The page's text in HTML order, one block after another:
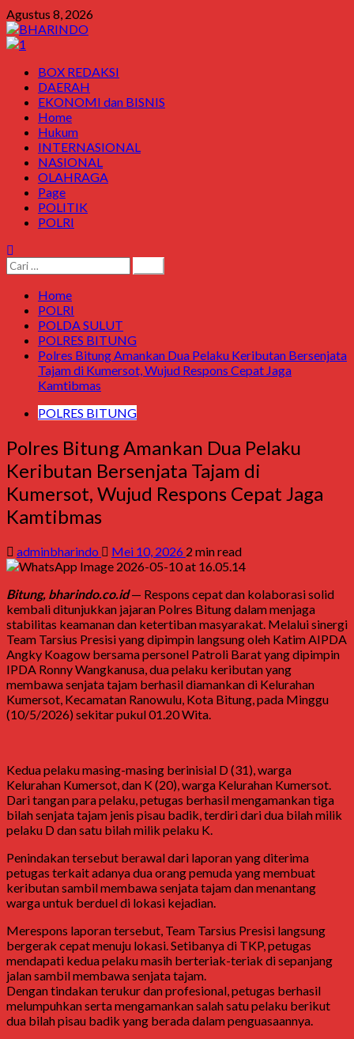
Agustus 8, 2026
BOX REDAKSI
DAERAH
EKONOMI dan BISNIS
Home
Hukum
INTERNASIONAL
NASIONAL
OLAHRAGA
Page
POLITIK
POLRI
Home
POLRI
POLDA SULUT
POLRES BITUNG
Polres Bitung Amankan Dua Pelaku Keributan Bersenjata
Tajam di Kumersot, Wujud Respons Cepat Jaga
Kamtibmas
POLRES BITUNG
Polres Bitung Amankan Dua Pelaku
Keributan Bersenjata Tajam di
Kumersot, Wujud Respons Cepat Jaga
Kamtibmas
adminbharindo Mei 10, 2026 2 min read
Bitung, bharindo.co.id— Respons cepat dan kolaborasi solid
kembali ditunjukkan jajaran Polres Bitung dalam menjaga
stabilitas keamanan dan ketertiban masyarakat. Melalui sinergi
Team Tarsius Presisi yang dipimpin langsung oleh Katim AIPDA
Angky Koagow bersama personel Patroli Barat yang dipimpin
IPDA Ronny Wangkanusa, dua pelaku keributan yang
membawa senjata tajam berhasil diamankan di Kelurahan
Kumersot, Kecamatan Ranowulu, Kota Bitung, pada Minggu
(10/5/2026) sekitar pukul 01.20 Wita.
Kedua pelaku masing-masing berinisial D (31), warga
Kelurahan Kumersot, dan K (20), warga Kelurahan Kumersot.
Dari tangan para pelaku, petugas berhasil mengamankan tiga
bilah senjata tajam jenis pisau badik, terdiri dari dua bilah milik
pelaku D dan satu bilah milik pelaku K.
Penindakan tersebut berawal dari laporan yang diterima
petugas terkait adanya dua orang pemuda yang membuat
keributan sambil membawa senjata tajam dan menantang
warga untuk berduel di lokasi kejadian.
Merespons laporan tersebut, Team Tarsius Presisi langsung
bergerak cepat menuju lokasi. Setibanya di TKP, petugas
mendapati kedua pelaku masih berteriak-teriak di sepanjang
jalan sambil membawa senjata tajam.
Dengan tindakan terukur dan profesional, petugas berhasil
melumpuhkan serta mengamankan salah satu pelaku berikut
dua bilah pisau badik yang berada dalam penguasaannya.